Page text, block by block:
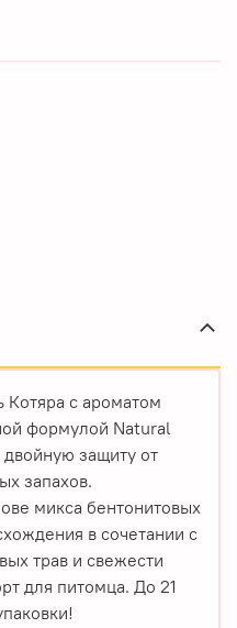
с ароматом
формулой Natural
защиту от
запахов.
микса бентонитовых
в сочетании с
трав и свежести
для питомца. До 21